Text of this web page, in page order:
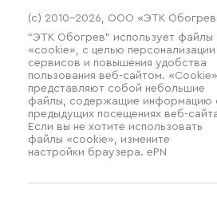
(c) 2010–2026, ООО «ЭТК
“ЭТК Обогрев” использует файлы
«cookie», с целью персонализации
сервисов и повышения удобства
пользования веб-сайтом. «Cookie»
представляют собой небольшие
файлы, содержащие информацию
предыдущих посещениях веб-
Если вы не хотите использовать
файлы «cookie», измените
настройки браузера. ePN